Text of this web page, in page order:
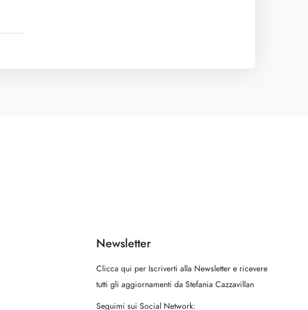
Newsletter
Clicca qui per Iscriverti alla Newsletter e ricevere
tutti gli aggiornamenti da Stefania Cazzavillan
Seguimi sui Social Network: